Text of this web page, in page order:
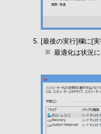
[最後の実行]欄に[
最適化は状況